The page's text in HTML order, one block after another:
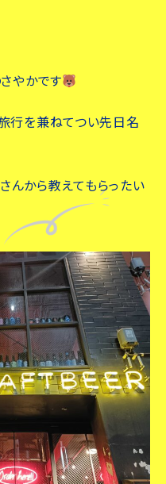
やかです
行を兼ねてつい先日名
んから教えてもらったい